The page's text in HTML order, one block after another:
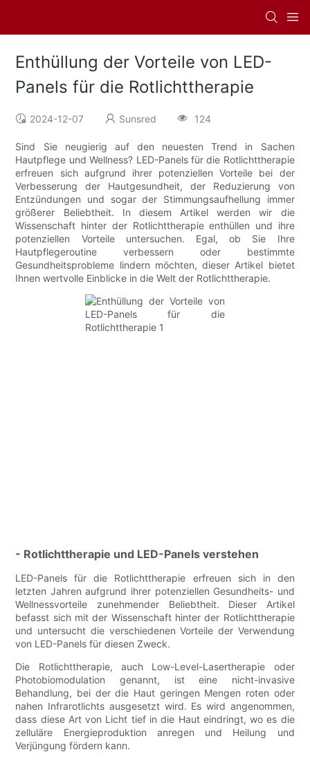
Enthüllung der Vorteile von LED-
Panels für die Rotlichttherapie
2024-12-07 Sunsred 124
Sind Sie neugierig auf den neuesten Trend in Sachen
Hautpflege und Wellness? LED-Panels für die Rotlichttherapie
erfreuen sich aufgrund ihrer potenziellen Vorteile bei der
Verbesserung der Hautgesundheit, der Reduzierung von
Entzündungen und sogar der Stimmungsaufhellung immer
größerer Beliebtheit. In diesem Artikel werden wir die
Wissenschaft hinter der Rotlichttherapie enthüllen und ihre
potenziellen Vorteile untersuchen. Egal, ob Sie Ihre
Hautpflegeroutine verbessern oder bestimmte
Gesundheitsprobleme lindern möchten, dieser Artikel bietet
Ihnen wertvolle Einblicke in die Welt der Rotlichttherapie.
- Rotlichttherapie und LED-Panels verstehen
LED-Panels für die Rotlichttherapie erfreuen sich in den
letzten Jahren aufgrund ihrer potenziellen Gesundheits- und
Wellnessvorteile zunehmender Beliebtheit. Dieser Artikel
befasst sich mit der Wissenschaft hinter der Rotlichttherapie
und untersucht die verschiedenen Vorteile der Verwendung
von LED-Panels für diesen Zweck.
Die Rotlichttherapie, auch Low-Level-Lasertherapie oder
Photobiomodulation genannt, ist eine nicht-invasive
Behandlung, bei der die Haut geringen Mengen roten oder
nahen Infrarotlichts ausgesetzt wird. Es wird angenommen,
dass diese Art von Licht tief in die Haut eindringt, wo es die
zelluläre Energieproduktion anregen und Heilung und
Verjüngung fördern kann.